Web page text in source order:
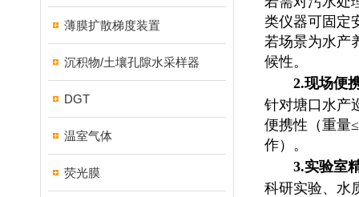
薄膜扩散梯度装置
沉积物/土壤孔隙水采样器
DGT
温室气体
荧光膜
类仪器可固定
若场景为水产
候性。
2.现场便
针对塘口水产
便携性（重量
作）。
3.实验室
科研实验、水